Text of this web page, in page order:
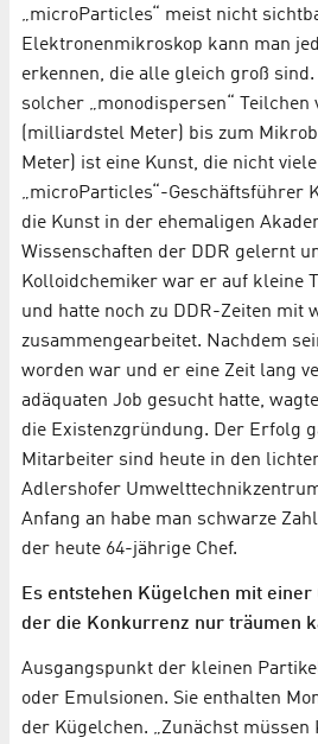
„microParticles“ meist nicht
Elektronenmikroskop kann man
erkennen, die alle gleich groß
solcher „monodispersen“ Teilchen
(milliardstel Meter) bis zum
Meter) ist eine Kunst, die nicht
„microParticles“-Geschäftsführer
die Kunst in der ehemaligen
Wissenschaften der DDR gelernt
Kolloidchemiker war er auf kleine
und hatte noch zu DDR-Zeiten mit
zusammengearbeitet. Nachdem
worden war und er eine Zeit lang
adäquaten Job gesucht hatte,
die Existenzgründung. Der Erfolg
Mitarbeiter sind heute in den
Adlershofer
Anfang an habe man schwarze
der heute 64-jährige Chef.
Es entstehen Kügelchen mit
der die Konkurrenz nur träumen
Ausgangspunkt der kleinen
oder Emulsionen. Sie enthalten
der Kügelchen. „Zunächst müssen